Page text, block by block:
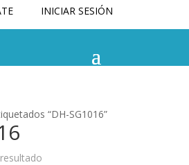
INICIAR SESIÓN
“DH-SG1016”